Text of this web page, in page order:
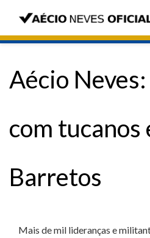
Aécio
com tucanos
Barretos
Mais de mil lideranças e